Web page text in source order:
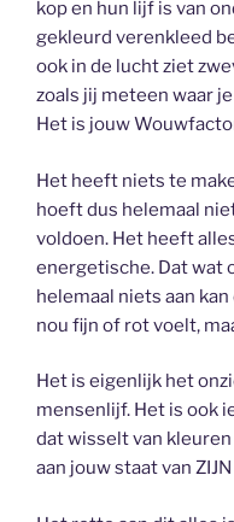
kop en hun lijf is van
gekleurd verenkleed
ook in de lucht ziet
zoals jij meteen waar
Het is jouw
Het heeft niets te
hoeft dus helemaal
voldoen. Het heeft
energetische. Dat wat
helemaal niets aan
nou fijn of rot voelt,
Het is eigenlijk het
mensenlijf. Het is ook
dat wisselt van
aan jouw staat van